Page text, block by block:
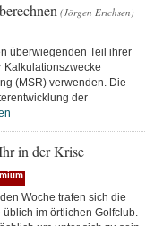
(Jörgen Erichsen)
überwiegenden Teil ihrer
Kalkulationszwecke
(MSR) verwenden. Die
der
in der Krise
Woche trafen sich die
im örtlichen Golfclub.